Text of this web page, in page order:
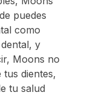
puedes
como
y
Moons no
dientes,
tu salud